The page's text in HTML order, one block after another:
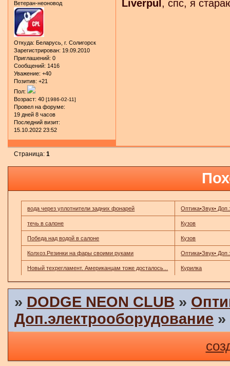
Ветеран-неоновод
Откуда: Беларусь, г. Солигорск
Зарегистрирован: 19.09.2010
Приглашений: 0
Сообщений: 1416
Уважение: +40
Позитив: +21
Пол:
Возраст: 40 [1986-02-11]
Провел на форуме:
19 дней 8 часов
Последний визит:
15.10.2022 23:52
Liverpul , спс, я
Страница:1
вода через уплотнители задних фонарей Оптика•Звук•
течь в салоне Кузов
Победа над водой в салоне Кузов
Колхоз.Резинки на фары своими руками Оптика•Звук•
Новый техрегламент. Американцам тоже досталось... Курилка
» DODGE NEON CLUB »
Доп.электрооборудование »